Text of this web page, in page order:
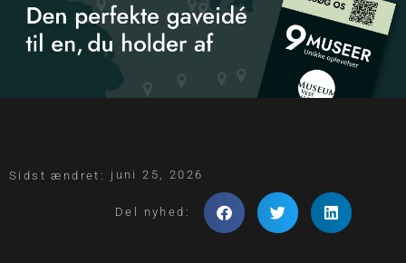
Sidst ændret: juni 25, 2026
Del nyhed: